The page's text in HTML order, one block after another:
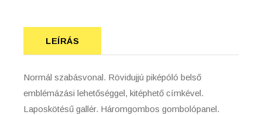
LEÍRÁS
Normál szabásvonal. Rövidujjú piképóló belső
emblémázási lehetőséggel, kitéphető címkével.
Laposkötésű gallér. Háromgombos gombolópanel.